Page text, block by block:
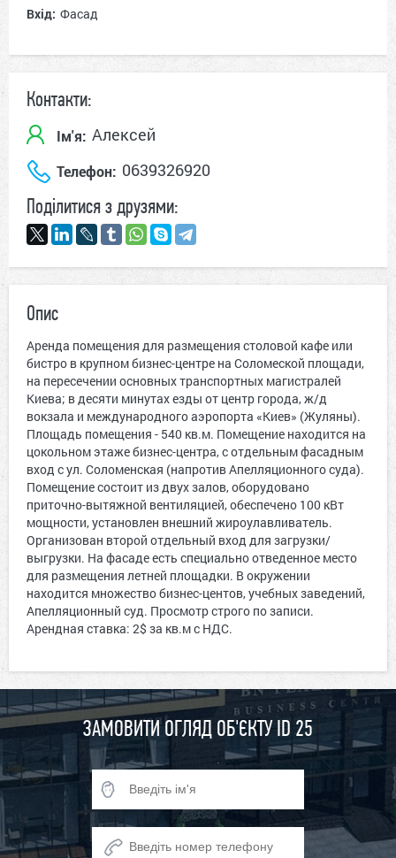
Вхід: Фасад
Контакти:
Ім'я: Алексей
Телефон: 0639326920
Поділитися з друзями:
Опис
Аренда помещения для размещения столовой кафе или
бистро в крупном бизнес-центре на Соломеской площади,
на пересечении основных транспортных магистралей
Киева; в десяти минутах езды от центр города, ж/д
вокзала и международного аэропорта «Киев» (Жуляны).
Площадь помещения - 540 кв.м. Помещение находится на
цокольном этаже бизнес-центра, с отдельным фасадным
вход с ул. Соломенская (напротив Апелляционного суда).
Помещение состоит из двух залов, оборудовано
приточно-вытяжной вентиляцией, обеспечено 100 кВт
мощности, установлен внешний жироулавливатель.
Организован второй отдельный вход для загрузки/
выгрузки. На фасаде есть специально отведенное место
для размещения летней площадки. В окружении
находится множество бизнес-центов, учебных заведений,
Апелляционный суд. Просмотр строго по записи.
Арендная ставка: 2$ за кв.м с НДС.
ЗАМОВИТИ ОГЛЯД ОБ'ЄКТУ ID 25